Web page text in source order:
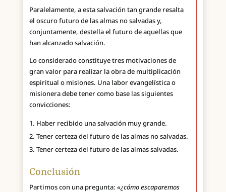
Paralelamente, a esta salvación tan grande resalta
el oscuro futuro de las almas no salvadas y,
conjuntamente, destella el futuro de aquellas que
han alcanzado salvación.
Lo considerado constituye tres motivaciones de
gran valor para realizar la obra de multiplicación
espiritual o misiones. Una labor evangelística o
misionera debe tener como base las siguientes
convicciones:
Haber recibido una salvación muy grande.
Tener certeza del futuro de las almas no salvadas.
Tener certeza del futuro de las almas salvadas.
Conclusión
Partimos con una pregunta: «¿cómo escaparemos